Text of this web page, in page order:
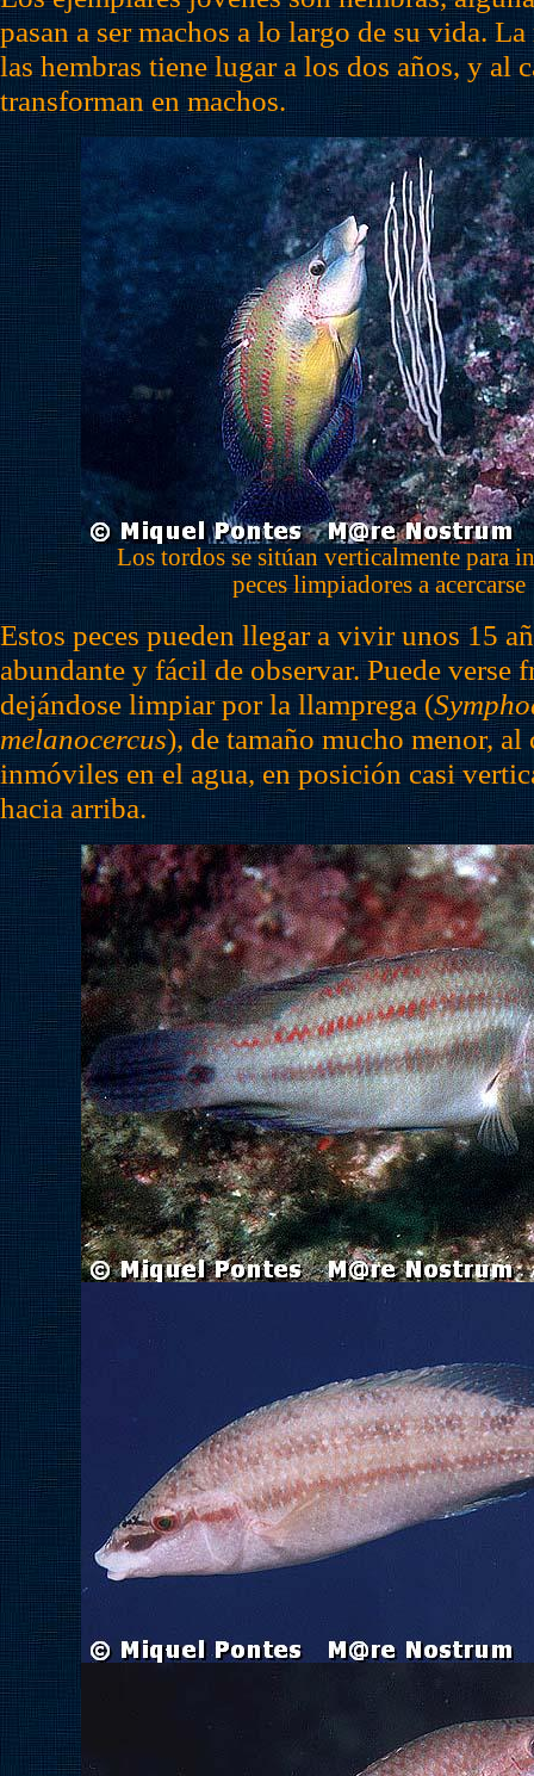
pasan a ser machos a lo largo de su vida.
las hembras tiene lugar a los dos años, y al
transforman en machos.
Los tordos se sitúan verticalmente para
peces limpiadores a acercarse
Estos peces pueden llegar a vivir unos 15
abundante y fácil de observar. Puede verse
dejándose limpiar por la llamprega (
melanocercus), de tamaño mucho menor, al
inmóviles en el agua, en posición casi
hacia arriba.